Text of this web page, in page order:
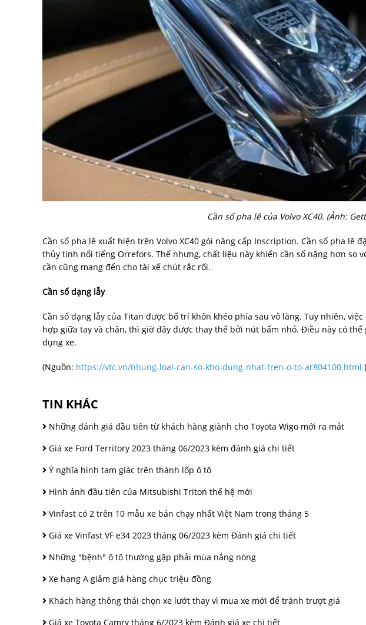
Cần số pha lê của Volvo XC40. (Ảnh:
Cần số pha lê xuất hiện trên Volvo XC40 gói nâng cấp Inscription. Cần số pha lê
thủy tinh nổi tiếng Orrefors. Thế nhưng, chất liệu này khiến cần số nặng hơn so
cần cũng mang đến cho tài xế chút rắc rối.
Cần số dạng lẫy
Cần số dạng lẫy của Titan được bố trí khôn khéo phía sau vô lăng. Tuy nhiên,
hợp giữa tay và chân, thì giờ đây được thay thế bởi nút bấm nhỏ. Điều này có
dụng xe.
(Nguồn: https://vtc.vn/nhung-loai-can-so-kho-dung-nhat-tren-o-to-ar804100.html )
TIN KHÁC
Những đánh giá đầu tiên từ khách hàng giành cho Toyota Wigo mới ra mắt
Giá xe Ford Territory 2023 tháng 06/2023 kèm đánh giá chi tiết
Ý nghĩa hình tam giác trên thành lốp ô tô
Hình ảnh đầu tiên của Mitsubishi Triton thế hệ mới
Vinfast có 2 trên 10 mẫu xe bán chạy nhất Việt Nam trong tháng 5
Giá xe Vinfast VF e34 2023 tháng 06/2023 kèm Đánh giá chi tiết
Những "bệnh" ô tô thường gặp phải mùa nắng nóng
Xe hạng A giảm giá hàng chục triệu đồng
Khách hàng thông thái chọn xe lướt thay vì mua xe mới để tránh trượt giá
Giá xe Toyota Camry tháng 6/2023 kèm Đánh giá xe chi tiết